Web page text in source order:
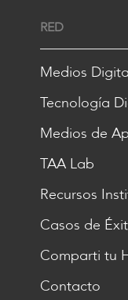
RED
Medios
Tecnología
Medios de
TAA Lab
Recursos
Casos de
Comparti tu
Contacto